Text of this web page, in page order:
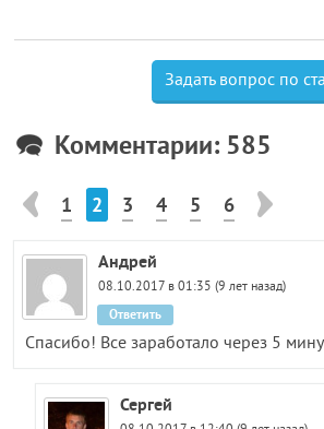
Задать вопрос по
Комментарии: 585
1 2 3 4 5 6
Андрей
08.10.2017 в 01:35 (9 лет назад)
Спасибо! Все заработало через 5
Ответить
Сергей